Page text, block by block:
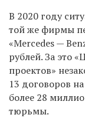
В 2020 году
той же фирмы
«Mercedes —
рублей. За это
проектов»
13 договоров
более 28
тюрьмы.